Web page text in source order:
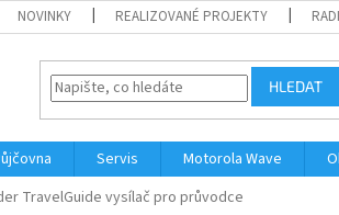
NOVINKY REALIZOVANÉ PROJEKTY
HLEDAT
Servis Motorola Wave
TravelGuide vysílač pro průvodce